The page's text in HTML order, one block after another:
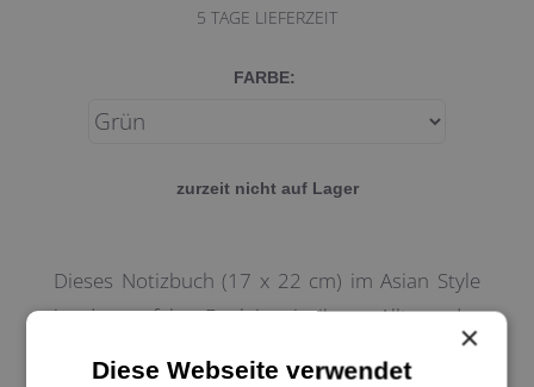
5 TAGE LIEFERZEIT
FARBE:
zurzeit nicht auf Lager
Dieses Notizbuch (17 x 22 cm) im Asian Style
ist der perfekte Begleiter in ihrem Alltag oder
auch immer gerne ein besonderes Mitbringsel!
×
Diese Webseite verwendet